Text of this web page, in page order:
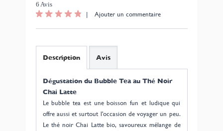
6 Avis
|
Ajouter un commentaire
Description Avis
Dégustation du Bubble Tea au Thé Noir
Chai Latte
Le bubble tea est une boisson fun et ludique qui
offre aussi et surtout l'occasion de voyager un peu.
Le thé noir Chai Latte bio, savoureux mélange de